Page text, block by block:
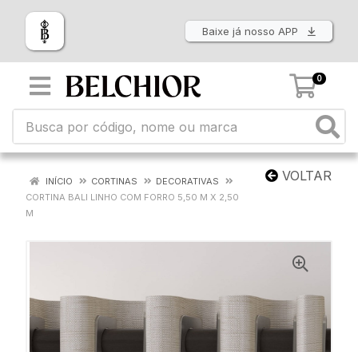
Baixe já nosso APP
0
VOLTAR
INÍCIO CORTINAS
DECORATIVAS
CORTINA BALI LINHO COM FORRO 5,50 M X 2,50
M